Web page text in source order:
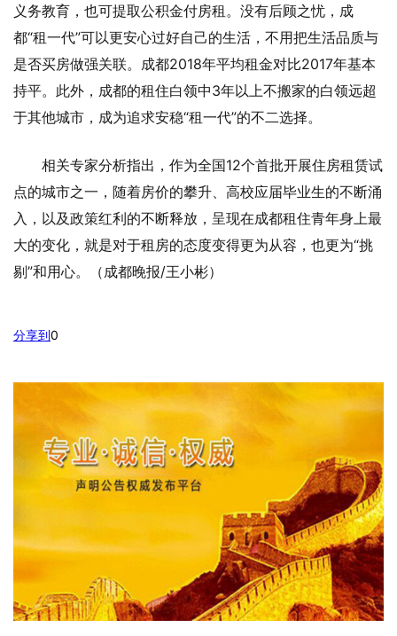
义务教育，也可提取公积金付房租。没有后顾之忧，成
都“租一代”可以更安心过好自己的生活，不用把生活品质与
是否买房做强关联。成都2018年平均租金对比2017年基本
持平。此外，成都的租住白领中3年以上不搬家的白领远超
于其他城市，成为追求安稳“租一代”的不二选择。
相关专家分析指出，作为全国12个首批开展住房租赁试
点的城市之一，随着房价的攀升、高校应届毕业生的不断涌
入，以及政策红利的不断释放，呈现在成都租住青年身上最
大的变化，就是对于租房的态度变得更为从容，也更为“挑
剔”和用心。（成都晚报/王小彬）
分享到0